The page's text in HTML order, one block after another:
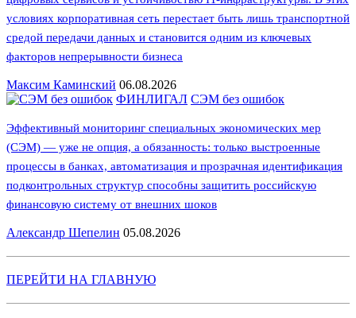
условиях корпоративная сеть перестает быть лишь транспортной
средой передачи данных и становится одним из ключевых
факторов непрерывности бизнеса
Максим Каминский 06.08.2026
ФИНЛИГАЛ СЭМ без ошибок
Эффективный мониторинг специальных экономических мер
(СЭМ) — уже не опция, а обязанность: только выстроенные
процессы в банках, автоматизация и прозрачная идентификация
подконтрольных структур способны защитить российскую
финансовую систему от внешних шоков
Александр Шепелин 05.08.2026
ПЕРЕЙТИ НА ГЛАВНУЮ